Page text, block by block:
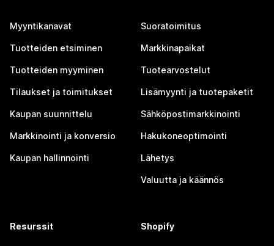
Myyntikanavat
Tuotteiden etsiminen
Tuotteiden myyminen
Tilaukset ja toimitukset
Kaupan suunnittelu
Markkinointi ja konversio
Kaupan hallinnointi
Suoratoimitus
Markkinapaikat
Tuotearvostelut
Lisämyynti ja tuotepaketit
Sähköpostimarkkinointi
Hakukoneoptimointi
Lähetys
Valuutta ja käännös
Resurssit Shopify